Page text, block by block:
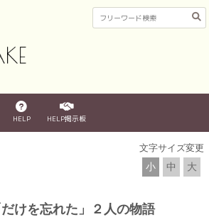
HELP HELP掲示板
文字サイズ変更
小 中 大
けを忘れた」２人の物語